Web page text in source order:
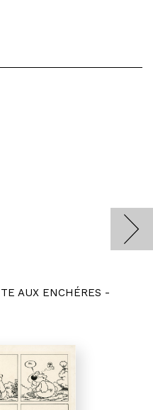
AUX ENCHÉRES -